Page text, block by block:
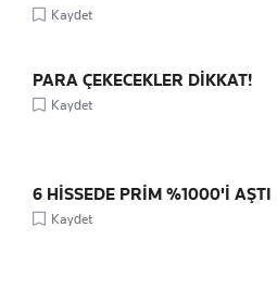
Kaydet
PARA ÇEKECEKLER DİKKAT!
Kaydet
6 HİSSEDE PRİM %1000'İ AŞTI
Kaydet